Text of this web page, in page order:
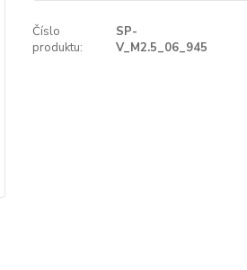
Číslo
produktu:
SP-
V_M2.5_06_945